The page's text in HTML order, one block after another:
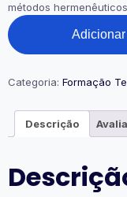
métodos
Hermenêutica
e
Exegese
Categoria: Formação
Descrição